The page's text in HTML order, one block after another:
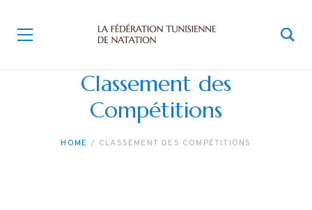
Classement des
Compétitions
HOME CLASSEMENT DES COMPÉTITIONS